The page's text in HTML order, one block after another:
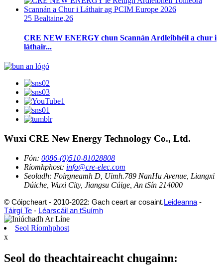
25 Bealtaine,26
CRE NEW ENERGY chun Scannán Ardleibhéil a chur i
láthair...
Wuxi CRE New Energy Technology Co., Ltd.
Fón: 0086-(0)510-81028808
Ríomhphost: info@cre-elec.com
Seoladh: Foirgneamh D, Uimh.789 NanHu Avenue, Liangxi
Dúiche, Wuxi City, Jiangsu Cúige, An tSín 214000
© Cóipcheart - 2010-2022: Gach ceart ar cosaint.Leideanna -
Táirgí Te - Léarscáil an tSuímh
Seol Ríomhphost
x
Seol do theachtaireacht chugainn: